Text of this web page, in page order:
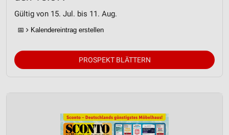
Gültig von 15. Jul. bis 11. Aug.
📅 Kalendereintrag erstellen
PROSPEKT BLÄTTERN
Informationen identifizieren
Nicht-IAB-Verarbeitungszwecke: